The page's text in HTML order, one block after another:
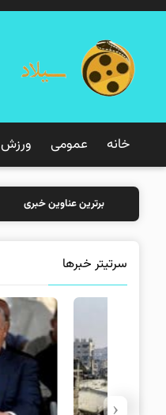
خانه عمومی ورزش
برترین عناوین خبری
سرتیتر خبرها
‹